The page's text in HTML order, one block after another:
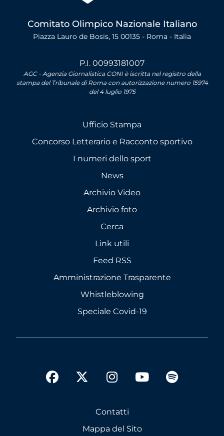
Comitato Olimpico Nazionale Italiano
Piazza Lauro de Bosis, 15 00135 - Roma - Italia
P.I. 00993181007
AGC - Agenzia Giornalistica CONI è iscritta nel registro della
stampa del Tribunale di Roma con autorizzazione numero 15974
del 4 luglio 1975
Ufficio Stampa
Concorso Letterario e Racconto sportivo
I numeri dello sport
News
Archivio Video
Archivio foto
Cerca
Link utili
Feed RSS
Amministrazione Trasparente
Whistleblowing
Speciale Covid-19
facebookinstagram
youtubespotify
Contatti
Mappa del Sito